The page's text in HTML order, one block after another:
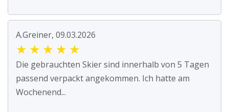
A.Greiner, 09.03.2026
★ ★ ★ ★ ★
Die gebrauchten Skier sind innerhalb von 5 Tagen
passend verpackt angekommen. Ich hatte am
Wochenend...